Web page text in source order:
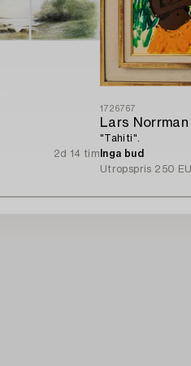
2d 14 tim
1726767
Lars Norrman
"Tahiti".
Inga bud
Utropspris 250